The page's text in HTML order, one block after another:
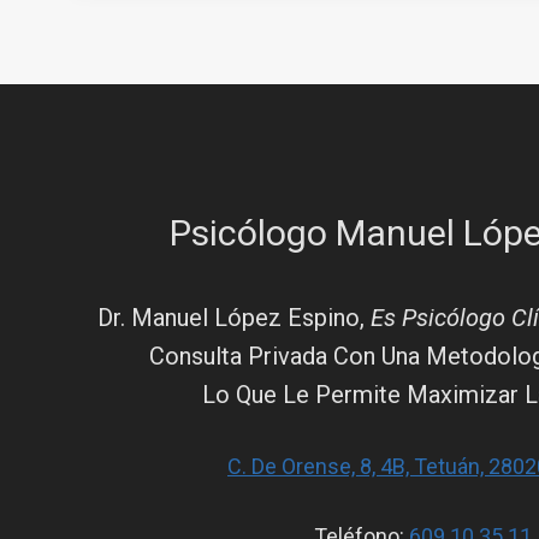
Psicólogo Manuel
Dr. Manuel López Espino, Es Psicólogo
Consulta Privada Con Una
Lo Que Le Permite Maximizar
C. De Orense, 8, 4B, Tetuán,